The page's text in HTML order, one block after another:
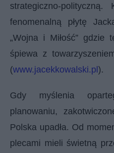
strategiczno-
fenomenalną płytę
„Wojna i Miłość” gdzie
śpiewa z
(www.jacekkowalski.pl).
Gdy myślenia
planowaniu,
Polska upadła. Od
plecami mieli świetną